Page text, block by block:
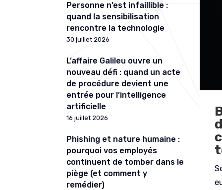
Personne n’est infaillible :
quand la sensibilisation
rencontre la technologie
30 juillet 2026
L’affaire Galileu ouvre un
nouveau défi : quand un acte
de procédure devient une
entrée pour l’intelligence
artificielle
16 juillet 2026
Phishing et nature humaine :
pourquoi vos employés
continuent de tomber dans le
piège (et comment y
remédier)